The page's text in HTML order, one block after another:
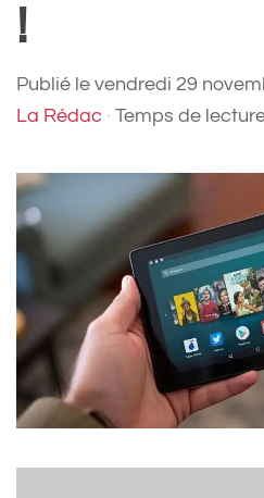
!
Publié le vendredi 29
La Rédac · Temps de